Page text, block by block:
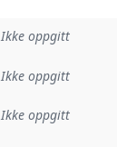
Ikke oppgitt
:
Ikke oppgitt
Ikke oppgitt